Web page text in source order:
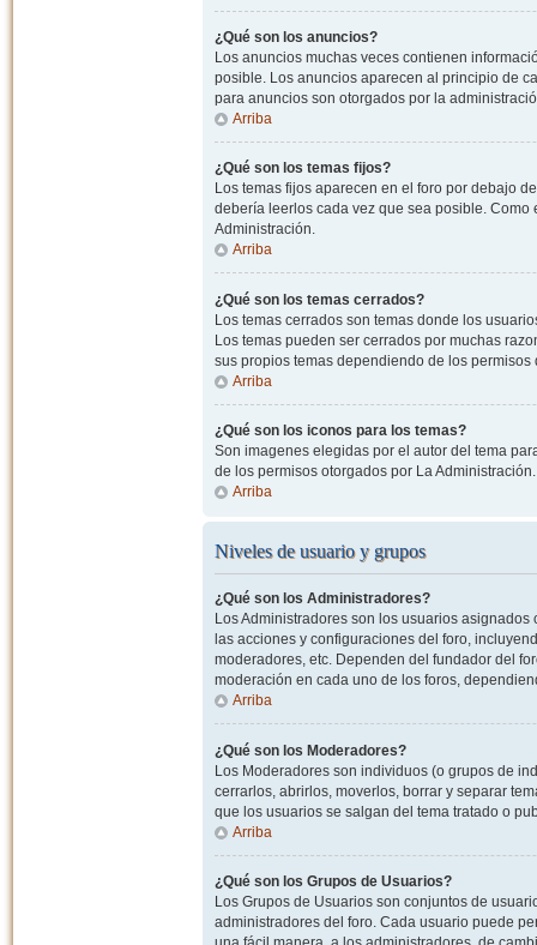
¿Qué son los anuncios?
Los anuncios muchas veces contienen
posible. Los anuncios aparecen al principio de
para anuncios son otorgados por la
Arriba
¿Qué son los temas fijos?
Los temas fijos aparecen en el foro por debajo
debería leerlos cada vez que sea posible.
Administración.
Arriba
¿Qué son los temas cerrados?
Los temas cerrados son temas donde los
Los temas pueden ser cerrados por muchas
sus propios temas dependiendo de los
Arriba
¿Qué son los iconos para los temas?
Son imagenes elegidas por el autor del tema
de los permisos otorgados por La Administración.
Arriba
Niveles de usuario y grupos
¿Qué son los Administradores?
Los Administradores son los usuarios
las acciones y configuraciones del foro,
moderadores, etc. Dependen del fundador del
moderación en cada uno de los foros,
Arriba
¿Qué son los Moderadores?
Los Moderadores son individuos (o grupos de
cerrarlos, abrirlos, moverlos, borrar y separar
que los usuarios se salgan del tema tratado o
Arriba
¿Qué son los Grupos de Usuarios?
Los Grupos de Usuarios son conjuntos de
administradores del foro. Cada usuario puede